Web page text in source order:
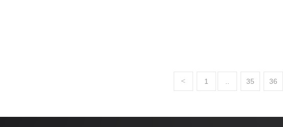
< 1 35 36